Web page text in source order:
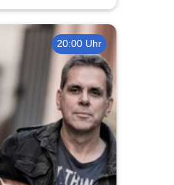
20:00 Uhr